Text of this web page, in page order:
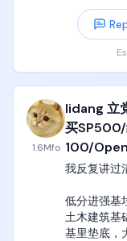
1.6Mfo
lidang 立
买
100/
我反复讲过
低分进强基
土木建筑基
基里垫底，